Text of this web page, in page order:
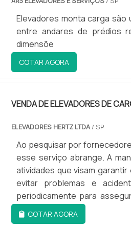
conquistando então a
organização que tem se
que faz onde garantem o
Elevadores monta carga
entre andares de prédios
dimensõe
COTAR AGORA
VENDA DE ELEVADORES DE
ELEVADORES HERTZ LTDA/ SP
Ao pesquisar por
esse serviço abrange. A
atividades que visam
evitar problemas e
periodicamente para
fornecedores de
especializadas e treinadas
COTAR AGORA